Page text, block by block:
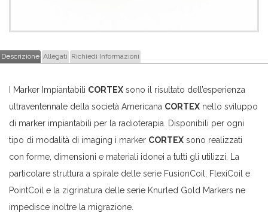
Descrizione Allegati Richiedi Informazioni
I Marker Impiantabili CORTEX sono il risultato dell’esperienza
ultraventennale della società Americana CORTEX nello sviluppo
di marker impiantabili per la radioterapia. Disponibili per ogni
tipo di modalità di imaging i marker CORTEX sono realizzati
con forme, dimensioni e materiali idonei a tutti gli utilizzi. La
particolare struttura a spirale delle serie FusionCoil, FlexiCoil e
PointCoil e la zigrinatura delle serie Knurled Gold Markers ne
impedisce inoltre la migrazione.